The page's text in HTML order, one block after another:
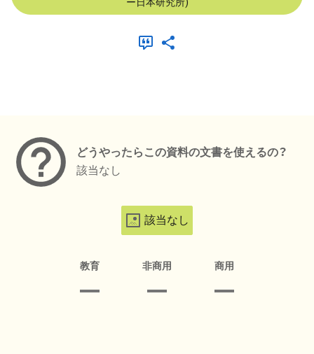
どうやったらこの資料の文書を使えるの？
該当なし
該当なし
教育 非商用 商用